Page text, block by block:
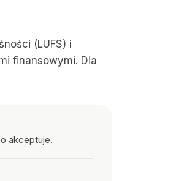
(LUFS) i
finansowymi. Dla
akceptuje.